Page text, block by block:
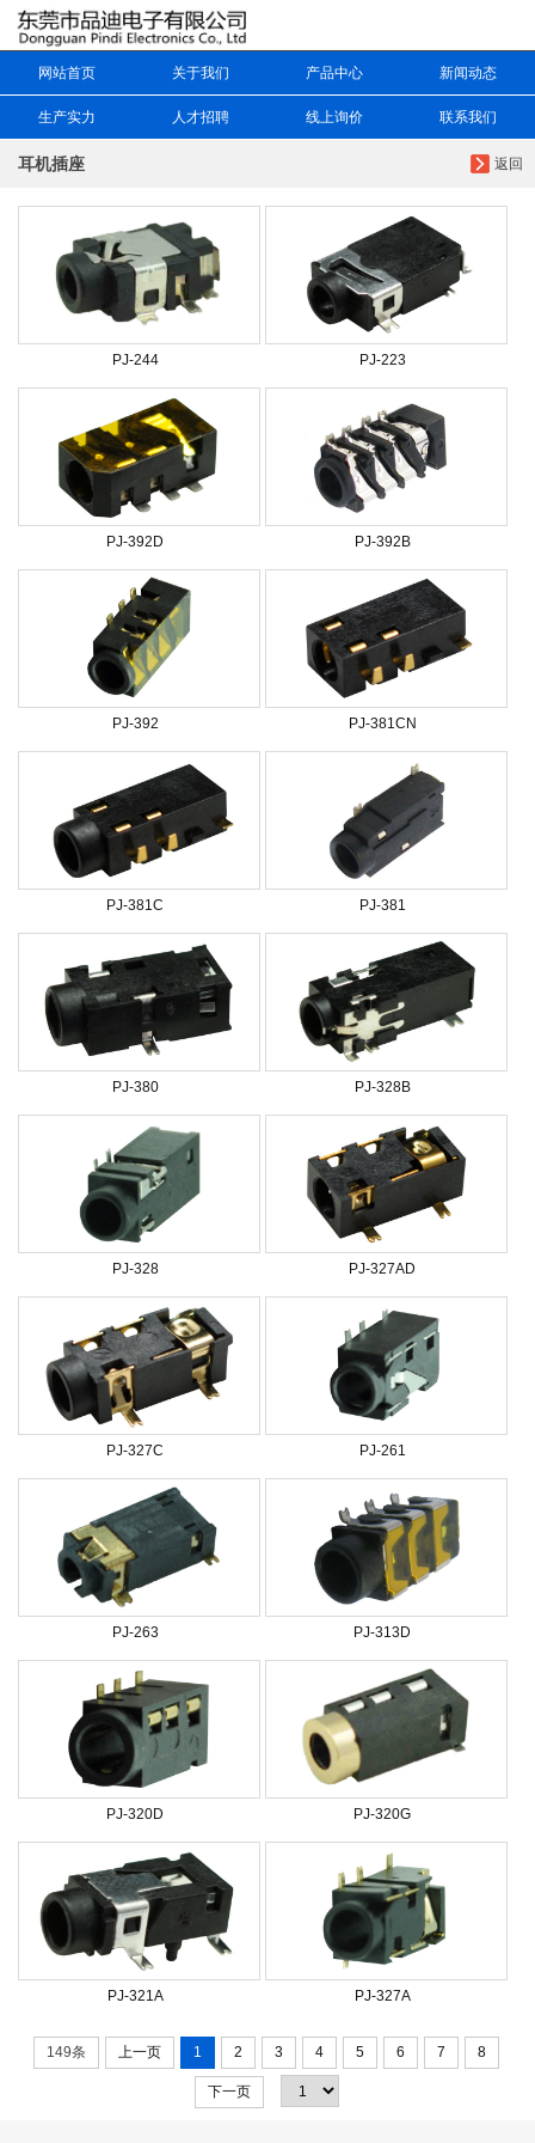
网站首页 关于我们 产品中心 新闻动态
生产实力 人才招聘 线上询价 联系我们
返回
耳机插座
PJ-244 PJ-223
PJ-392D PJ-392B
PJ-392 PJ-381CN
PJ-381C PJ-381
PJ-380 PJ-328B
PJ-328 PJ-327AD
PJ-327C PJ-261
PJ-263 PJ-313D
PJ-320D PJ-320G
PJ-321A PJ-327A
149条 上一页 1 2 3 4 5 6 7 8
下一页